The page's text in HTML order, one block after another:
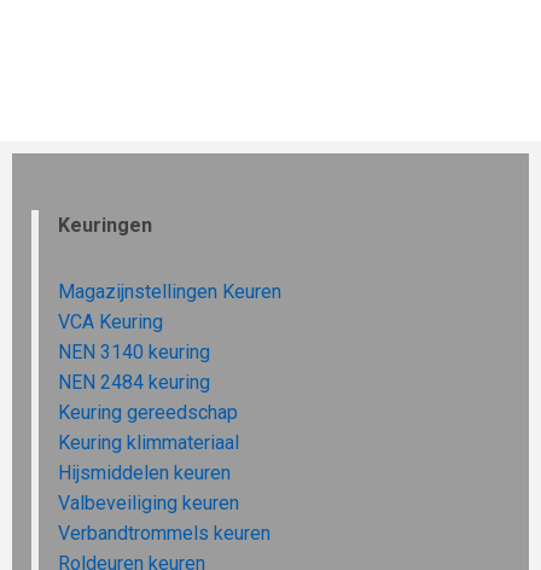
Keuringen
Magazijnstellingen Keuren
VCA Keuring
NEN 3140 keuring
NEN 2484 keuring
Keuring gereedschap
Keuring klimmateriaal
Hijsmiddelen keuren
Valbeveiliging keuren
Verbandtrommels keuren
Roldeuren keuren